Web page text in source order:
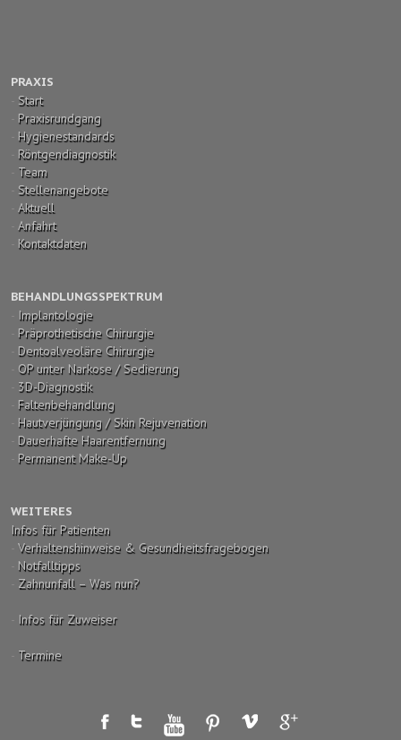
PRAXIS
- Start
- Praxisrundgang
- Hygienestandards
- Röntgendiagnostik
- Team
- Stellenangebote
- Aktuell
- Anfahrt
- Kontaktdaten
BEHANDLUNGSSPEKTRUM
- Implantologie
- Präprothetische Chirurgie
- Dentoalveoläre Chirurgie
- OP unter Narkose / Sedierung
- 3D-Diagnostik
- Faltenbehandlung
- Hautverjüngung / Skin Rejuvenation
- Dauerhafte Haarentfernung
- Permanent Make-Up
WEITERES
Infos für Patienten
- Verhaltenshinweise & Gesundheitsfragebogen
- Notfalltipps
- Zahnunfall – Was nun?
- Infos für Zuweiser
- Termine